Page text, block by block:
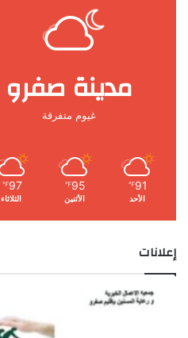
مدينة صفرو
غيوم متفرقة
91
℉
الأحد
95
℉
الأثنين
97
℉
الثلاثاء
إعلانات